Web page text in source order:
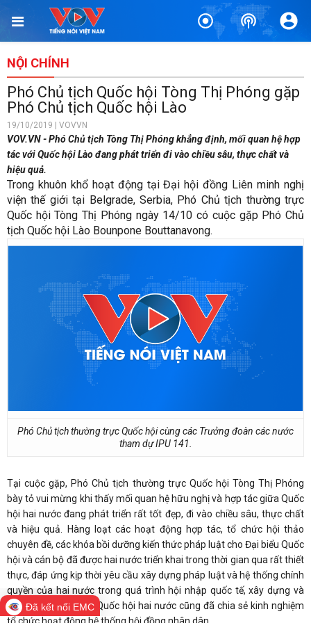
NỘI CHÍNH
Phó Chủ tịch Quốc hội Tòng Thị Phóng gặp
Phó Chủ tịch Quốc hội Lào
19/10/2019 | VOVVN
VOV.VN - Phó Chủ tịch Tòng Thị Phóng khẳng định, mối quan hệ hợp
tác với Quốc hội Lào đang phát triển đi vào chiều sâu, thực chất và
hiệu quả.
Trong khuôn khổ hoạt động tại Đại hội đồng Liên minh nghị
viện thế giới tại Belgrade, Serbia, Phó Chủ tịch thường trực
Quốc hội Tòng Thị Phóng ngày 14/10 có cuộc gặp Phó Chủ
tịch Quốc hội Lào Bounpone Bouttanavong.
Phó Chủ tịch thường trực Quốc hội cùng các Trưởng đoàn các nước
tham dự IPU 141.
Tại cuộc gặp, Phó Chủ tịch thường trực Quốc hội Tòng Thị Phóng
bày tỏ vui mừng khi thấy mối quan hệ hữu nghị và hợp tác giữa Quốc
hội hai nước đang phát triển rất tốt đẹp, đi vào chiều sâu, thực chất
và hiệu quả. Hàng loạt các hoạt động hợp tác, tổ chức hội thảo
chuyên đề, các khóa bồi dưỡng kiến thức pháp luật cho Đại biểu Quốc
hội và cán bộ đã được hai nước triển khai trong thời gian qua rất thiết
thực, đáp ứng kịp thời yêu cầu xây dựng pháp luật và hệ thống chính
quyền của hai nước trong quá trình hội nhập quốc tế, xây dựng và
phát triển đất nước. Quốc hội hai nước cũng đã chia sẻ kinh nghiệm
Đã kết nối EMC